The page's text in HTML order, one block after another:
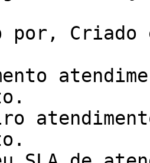
Criado